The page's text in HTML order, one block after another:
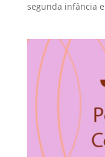
segunda infância